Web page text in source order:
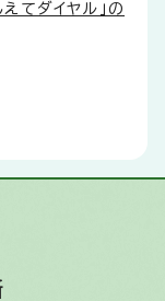
てダイヤル」の